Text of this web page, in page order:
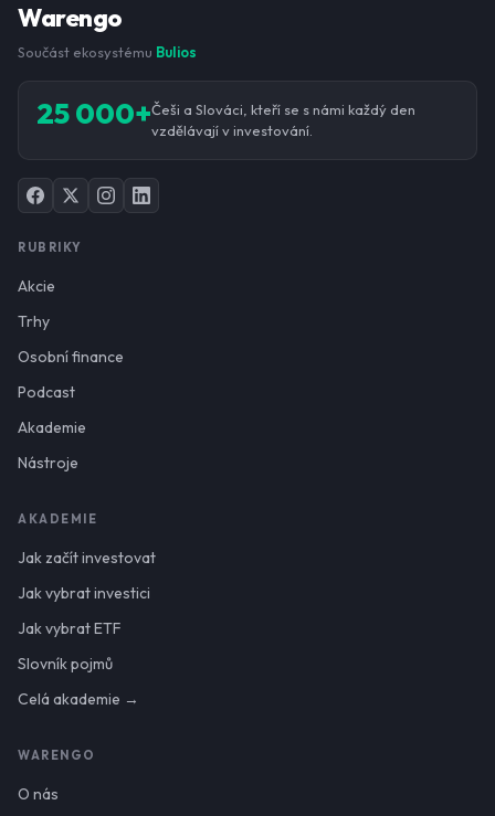
Warengo
Součást ekosystému Bulios
25 000+Češi a Slováci, kteří se s námi každý den
vzdělávají v investování.
RUBRIKY
Akcie
Trhy
Osobní finance
Podcast
Akademie
Nástroje
AKADEMIE
Jak začít investovat
Jak vybrat investici
Jak vybrat ETF
Slovník pojmů
Celá akademie →
WARENGO
O nás